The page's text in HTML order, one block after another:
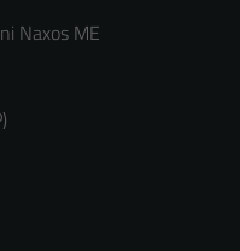
Naxos ME